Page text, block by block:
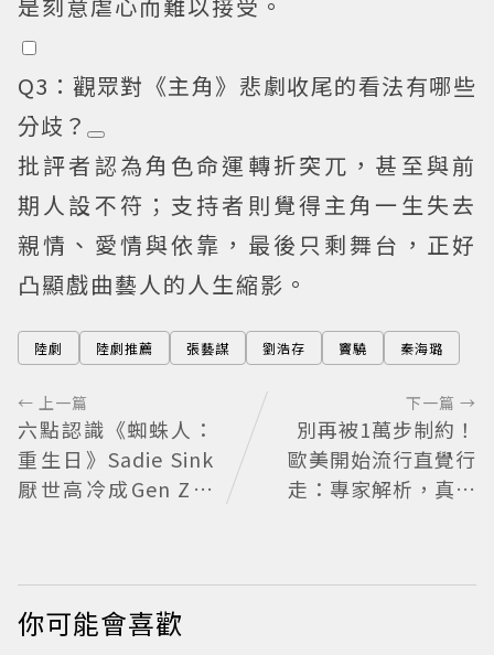
Q3：觀眾對《主角》悲劇收尾的看法有哪些
分歧？
批評者認為角色命運轉折突兀，甚至與前
期人設不符；支持者則覺得主角一生失去
親情、愛情與依靠，最後只剩舞台，正好
凸顯戲曲藝人的人生縮影。
陸劇 陸劇推薦 張藝謀 劉浩存 竇驍 秦海璐
← 上一篇
六點認識《蜘蛛人：
重生日》Sadie Sink
厭世高冷成Gen Z新
下一篇 →
別再被1萬步制約！
歐美開始流行直覺行
走：專家解析，真正
你可能會喜歡